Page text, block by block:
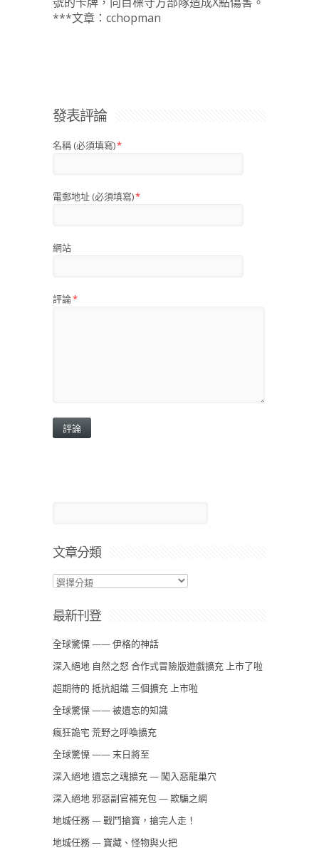
***文章：cchopman
發表評論
名稱 (必須填寫)*
電郵地址 (必須填寫)*
網站
評論*
文章分類
最新刊登
全球驚慄 —— 伊格的神話
深入絕地 自然之怒 合作式冒險版遊戲擴充 上市了啦
超期待的 抵抗組織 三個擴充 上市啦
全球驚慄 —— 被遺忘的知識
瘋狂詭宅 荒野之呼喚擴充
全球驚慄 —— 末日將至
深入絕地 遺忘之魂擴充 — 闖入惡龍巢穴
深入絕地 邪惡副官補充包 — 欺騙之網
地城任務 — 戰鬥搶寶，搶完人走！
地城任務 — 寶藏、怪物與火把